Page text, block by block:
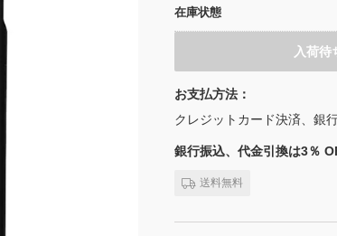
在庫状態
入荷待
お支払方法：
クレジットカード決済、銀
銀行振込、代金引換は3％
送料無料